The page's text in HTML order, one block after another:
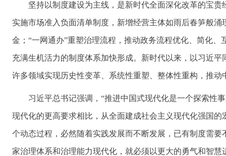
坚持以制度建设为主线，是新时代全面深化改革的宝
实施市场准入负面清单制度，新增经营主体如雨后春笋般
金；“一网通办”重塑治理流程，推动政务流程优化、简化
充满生机活力的制度体系加快形成。新时代以来，以习近
许多领域实现历史性变革、系统性重塑、整体性重构，推
习近平总书记强调，“推进中国式现代化是一个探索性
现代化的更高要求相比，从全面建成社会主义现代化强国
个动态过程，必然随着实践发展而不断发展，已有制度需
家治理体系和治理能力现代化，就必须以更大的勇气和智